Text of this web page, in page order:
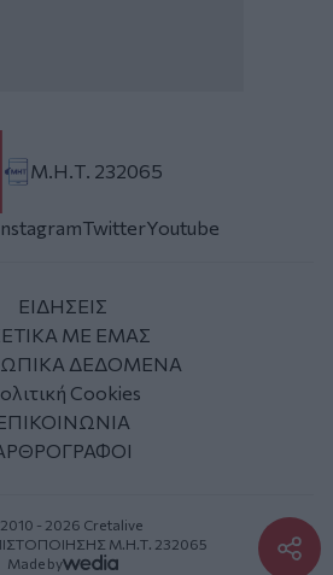
Μ.Η.Τ. 232065
TwitterYoutube
ΕΙΔΗΣΕΙΣ
ΜΕ ΕΜΑΣ
ΔΕΔΟΜΕΝΑ
Cookies
- 2026 Cretalive
Μ.Η.Τ. 232065
Made by